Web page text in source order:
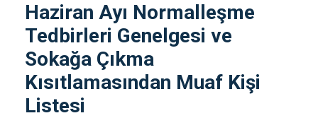
Haziran Ayı Normalleşme
Tedbirleri Genelgesi ve
Sokağa Çıkma
Kısıtlamasından Muaf Kişi
Listesi